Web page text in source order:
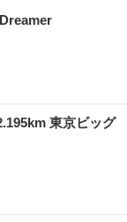
東京ビッグ